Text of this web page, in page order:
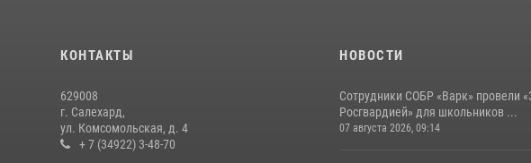
КОНТАКТЫ
629008
г. Салехард,
ул. Комсомольская, д. 4
+ 7 (34922) 3-48-70
НОВОСТИ
Сотрудники СОБР «Варк» провели
Росгвардией» для школьников ...
07 августа 2026, 09:14